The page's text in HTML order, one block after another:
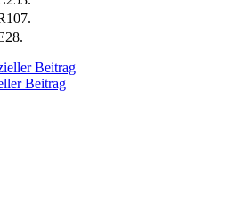
Beitrag
Beitrag